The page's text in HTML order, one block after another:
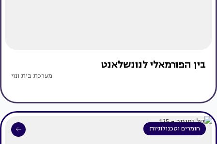
בין הפורמאלי לנונשלאנט
מערכת בית ונוי
חומרים וטכנולוגיות